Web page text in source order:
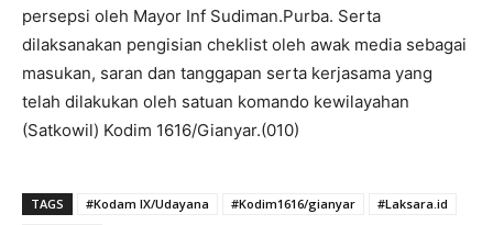
persepsi oleh Mayor Inf Sudiman.Purba. Serta
dilaksanakan pengisian cheklist oleh awak media sebagai
masukan, saran dan tanggapan serta kerjasama yang
telah dilakukan oleh satuan komando kewilayahan
(Satkowil) Kodim 1616/Gianyar.(010)
TAGS #Kodam IX/Udayana #Kodim1616/gianyar #Laksara.id